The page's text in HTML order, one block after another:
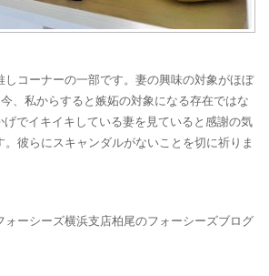
しコーナーの一部です。妻の興味の対象がほぼ
、私からすると嫉妬の対象になる存在ではな
げでイキイキしている妻を見ていると感謝の気
彼らにスキャンダルがないことを切に祈りま
ォーシーズ横浜支店柏尾のフォーシーズブログ